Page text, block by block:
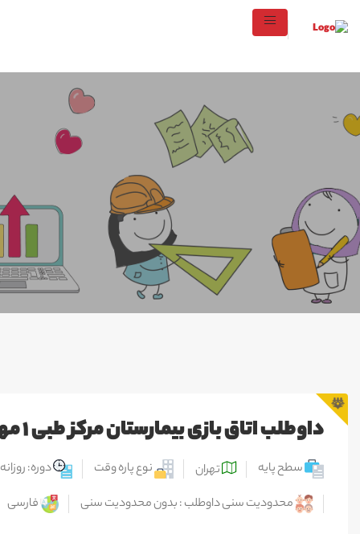
داوطلب اتاق بازی بیمارستان مرکز طبی ۱ مهر
سطح پایه تهران نوع پاره وقت دوره: روزانه
محدودیت سنی داوطلب : بدون محدودیت سنی
فارسی